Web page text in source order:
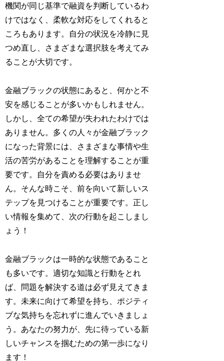
機関が同じ基準で融資を判断しているわ
けではなく、柔軟な対応をしてくれると
ころもあります。自分の状況を冷静に見
つめ直し、さまざまな選択肢を考えてみ
ることが大切です。
金融ブラックの状態にあると、何かと不
安を感じることが多いかもしれません。
しかし、全ての希望が失われたわけでは
ありません。多くの人々が金融ブラック
になった背景には、さまざまな事情や生
活の苦労があることを理解することが重
要です。自分を責める必要はありませ
ん。そんな時こそ、前を向いて新しいス
テップを見つけることが重要です。正し
い情報を集めて、次の行動を起こしまし
ょう！
金融ブラックは一時的な状態であること
も多いです。適切な知識と行動をとれ
ば、問題を解決する道は必ず見えてきま
す。未来に向けて希望を持ち、ポジティ
ブな気持ちを忘れずに進んでいきましょ
う。あなたの努力が、先に待っている新
しいチャンスを掴むための第一歩になり
ます！